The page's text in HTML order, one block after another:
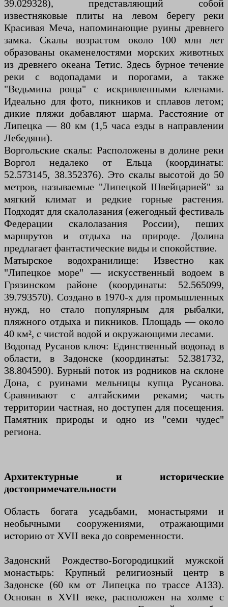
39.029328), представляющий собой
известняковые плиты на левом берегу реки
Красивая Меча, напоминающие руины древнего
замка. Скалы возрастом около 100 млн лет
образованы окаменелостями морских животных
из древнего океана Тетис. Здесь бурное течение
реки с водопадами и порогами, а также
"Ведьмина роща" с искривленными кленами.
Идеально для фото, пикников и сплавов летом;
дикие пляжи добавляют шарма. Расстояние от
Липецка — 80 км (1,5 часа езды в направлении
Лебедяни).
Воргольские скалы: Расположены в долине реки
Воргол недалеко от Ельца (координаты:
52.573145, 38.352376). Это скалы высотой до 50
метров, называемые "Липецкой Швейцарией" за
мягкий климат и редкие горные растения.
Подходят для скалолазания (ежегодный фестиваль
Федерации скалолазания России), пеших
маршрутов и отдыха на природе. Долина
предлагает фантастические виды и спокойствие.
Матырское водохранилище: Известно как
"Липецкое море" — искусственный водоем в
Грязинском районе (координаты: 52.565099,
39.793570). Создано в 1970-х для промышленных
нужд, но стало популярным для рыбалки,
пляжного отдыха и пикников. Площадь — около
40 км², с чистой водой и окружающими лесами.
Водопад Русанов ключ: Единственный водопад в
области, в Задонске (координаты: 52.381732,
38.804590). Бурный поток из родников на склоне
Дона, с руинами мельницы купца Русанова.
Сравнивают с алтайскими реками; часть
территории частная, но доступен для посещения.
Памятник природы и одно из "семи чудес"
региона.
Архитектурные и исторические
достопримечательности
Область богата усадьбами, монастырями и
необычными сооружениями, отражающими
историю от XVII века до современности.
Задонский Рождество-Богородицкий мужской
монастырь: Крупный религиозный центр в
Задонске (60 км от Липецка по трассе А133).
Основан в XVII веке, расположен на холме с